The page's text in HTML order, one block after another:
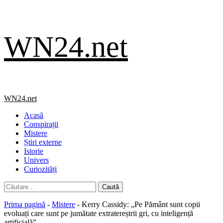
to
content
WN24.net
Primary
WN24.net
Acasă
Conspirații
Mistere
Știri externe
Istorie
Univers
Curiozități
Caută
după:
Prima pagină - Mistere - Kerry Cassidy: „Pe Pământ sunt copii
evoluați care sunt pe jumătate extratereștrii gri, cu inteligență